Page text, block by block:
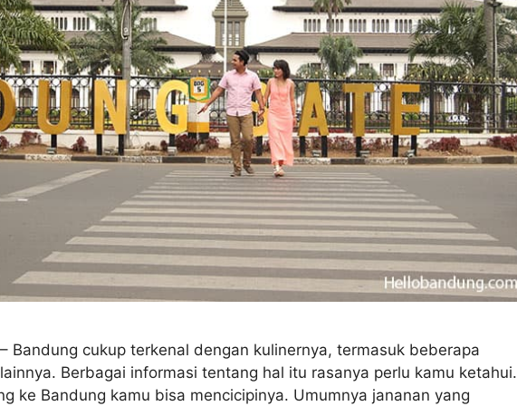
Bandung cukup terkenal dengan kulinernya, termasuk beberapa
Berbagai informasi tentang hal itu rasanya perlu kamu ketahui.
ke Bandung kamu bisa mencicipinya. Umumnya jananan yang